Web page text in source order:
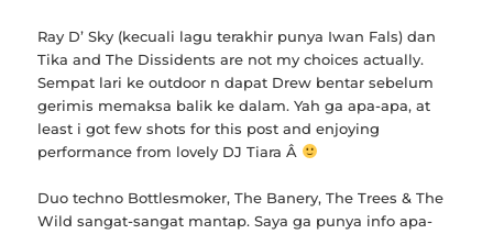
Ray D’ Sky (kecuali lagu terakhir punya Iwan Fals) dan
Tika and The Dissidents are not my choices actually.
Sempat lari ke outdoor n dapat Drew bentar sebelum
gerimis memaksa balik ke dalam. Yah ga apa-apa, at
least i got few shots for this post and enjoying
performance from lovely DJ Tiara Â
Duo techno Bottlesmoker, The Banery, The Trees & The
Wild sangat-sangat mantap. Saya ga punya info apa-